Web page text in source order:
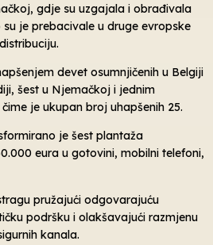
gdje su uzgajala i obrađivala
je prebacivale u druge evropske
devet osumnjičenih u Belgiji
šest u Njemačkoj i jednim
je ukupan broj uhapšenih 25.
je šest plantaža
eura u gotovini, mobilni telefoni,
pružajući odgovarajuću
podršku i olakšavajući razmjenu
kanala.